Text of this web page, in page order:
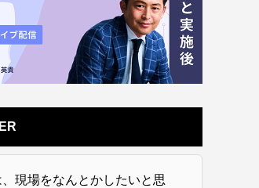
現場をなんとかしたいと思